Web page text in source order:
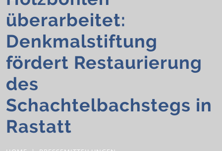
überarbeitet:
Denkmalstiftung
fördert Restaurierung
des
Schachtelbachstegs in
Rastatt